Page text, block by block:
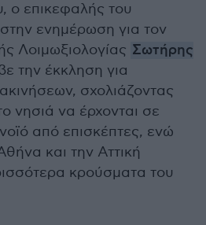
ο επικεφαλής του
ενημέρωση για τον
Λοιμωξιολογίας Σωτήρης
την έκκληση για
σχολιάζοντας
νησιά να έρχονται σε
από επισκέπτες, ενώ
και την Αττική
κρούσματα του